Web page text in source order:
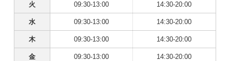
火 09:30-13:00 14:30-20:00
水 09:30-13:00 14:30-20:00
木 09:30-13:00 14:30-20:00
金 09:30-13:00 14:30-20:00